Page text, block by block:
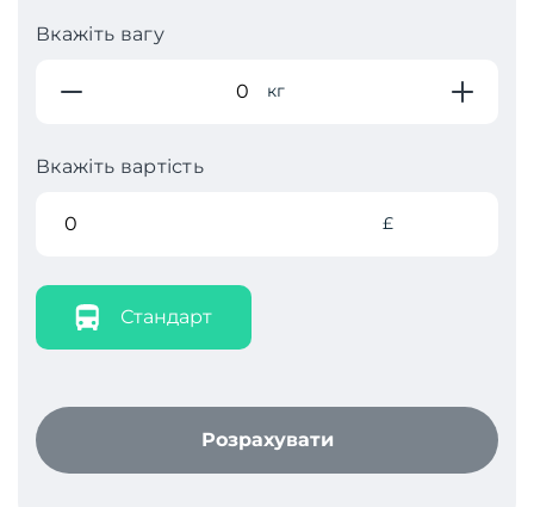
Вкажіть вагу
кг
Вкажіть вартість
£
Стандарт
Розрахувати